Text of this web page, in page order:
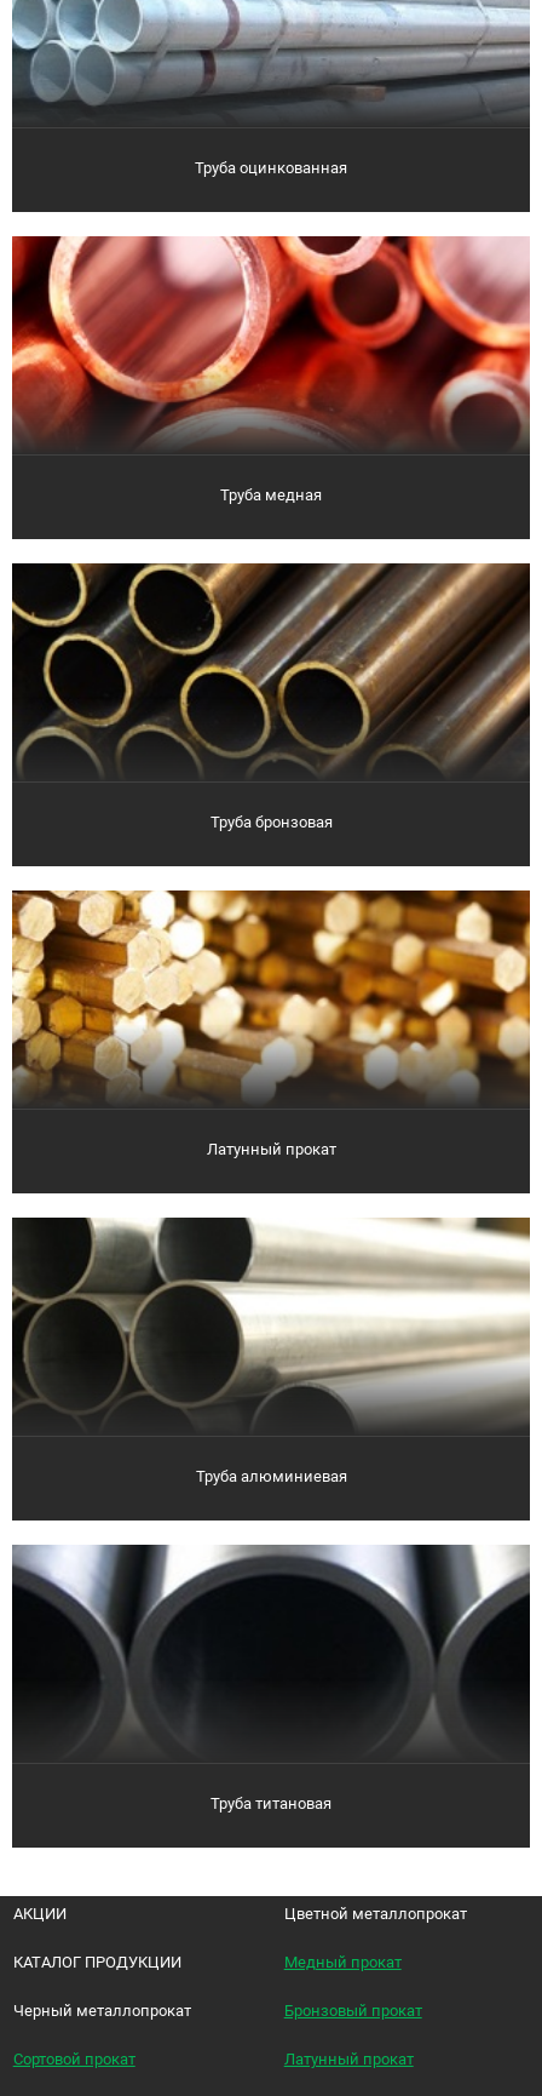
Труба оцинкованная
Труба медная
Труба бронзовая
Латунный прокат
Труба алюминиевая
Труба титановая
АКЦИИ
КАТАЛОГ ПРОДУКЦИИ
Черный металлопрокат
Сортовой прокат
Цветной металлопрокат
Медный прокат
Бронзовый прокат
Латунный прокат